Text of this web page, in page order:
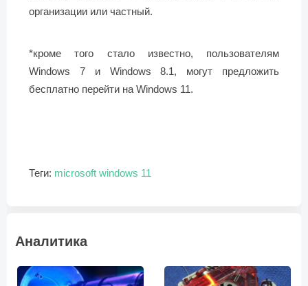
организации или частный.
*кроме того стало известно, пользователям
Windows 7 и Windows 8.1, могут предложить
бесплатно перейти на Windows 11.
Теги: microsoft windows 11
Аналитика